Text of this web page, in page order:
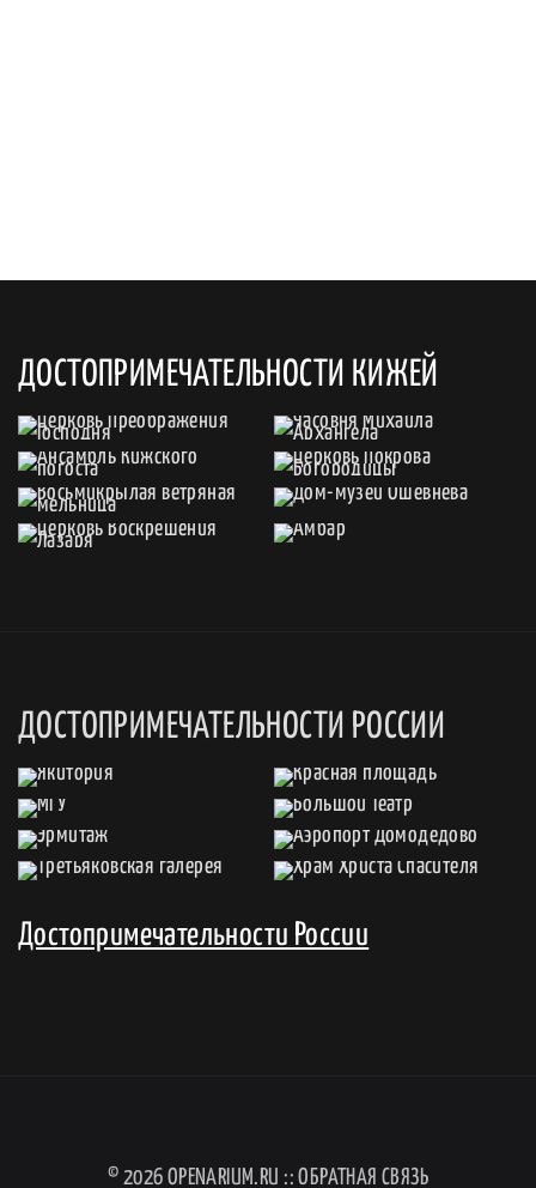
ДОСТОПРИМЕЧАТЕЛЬНОСТИ КИЖЕЙ
ДОСТОПРИМЕЧАТЕЛЬНОСТИ РОССИИ
Достопримечательности России
© 2026 OPENARIUM.RU ::ОБРАТНАЯ СВЯЗЬ